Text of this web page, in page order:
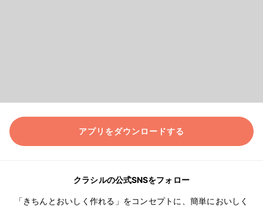
アプリをダウンロードする
クラシルの公式SNSをフォロー
「きちんとおいしく作れる」をコンセプトに、簡単においしく